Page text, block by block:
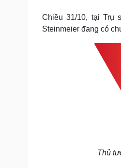
Tin nóng
Tư vấn luật
Dinh dưỡng - món ngon
Ăn sạch sống khỏe
Chiều 31/10, tại Trụ
Steinmeier đang có
Thủ